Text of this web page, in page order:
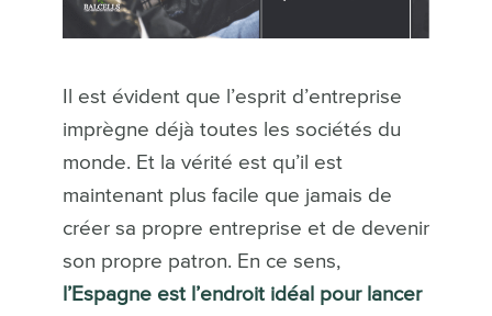
Il est évident que l’esprit d’entreprise
imprègne déjà toutes les sociétés du
monde. Et la vérité est qu’il est
maintenant plus facile que jamais de
créer sa propre entreprise et de devenir
son propre patron. En ce sens,
l’Espagne est l’endroit idéal pour lancer